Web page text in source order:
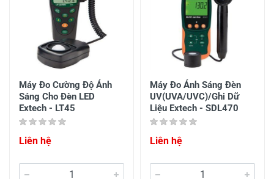
Máy Đo Cường Độ Ánh
Sáng Cho Đèn LED
Extech - LT45
Liên hệ
Máy Đo Ánh Sáng Đèn
UV(UVA/UVC)/Ghi Dữ
Liệu Extech - SDL470
Liên hệ